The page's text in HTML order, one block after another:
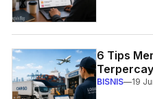
6 Tips
BISNIS—19